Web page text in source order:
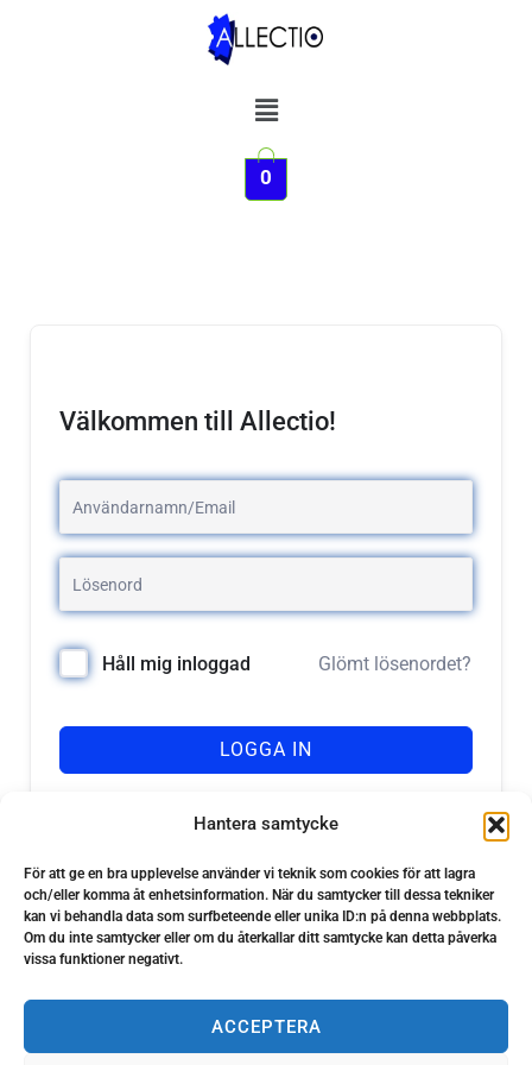
Hantera samtycke
För att ge en bra upplevelse använder vi teknik som cookies för att lagra
och/eller komma åt enhetsinformation. När du samtycker till dessa tekniker
kan vi behandla data som surfbeteende eller unika ID:n på denna webbplats.
Om du inte samtycker eller om du återkallar ditt samtycke kan detta påverka
vissa funktioner negativt.
ACCEPTERA
Meny
0
Välkommen till Allectio!
Håll mig inloggad Glömt lösenordet?
LOGGA IN
Har du inget konto? Registrera dig